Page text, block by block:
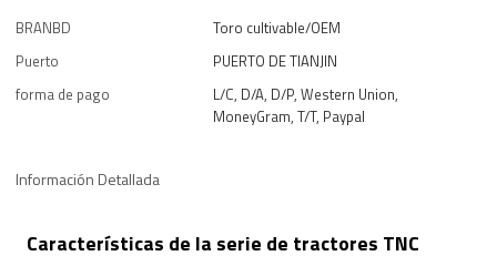
BRANBD
Toro cultivable/OEM
Puerto
PUERTO DE TIANJIN
forma de pago
L/C, D/A, D/P, Western Union,
MoneyGram, T/T, Paypal
Información Detallada
Características de la serie de tractores TNC